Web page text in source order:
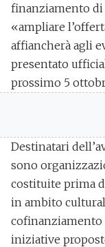
finanziamento di
«ampliare
affiancherà agli
presentato
prossimo 5
Destinatari
sono
costituite prima
in ambito
cofinanziamento
iniziative